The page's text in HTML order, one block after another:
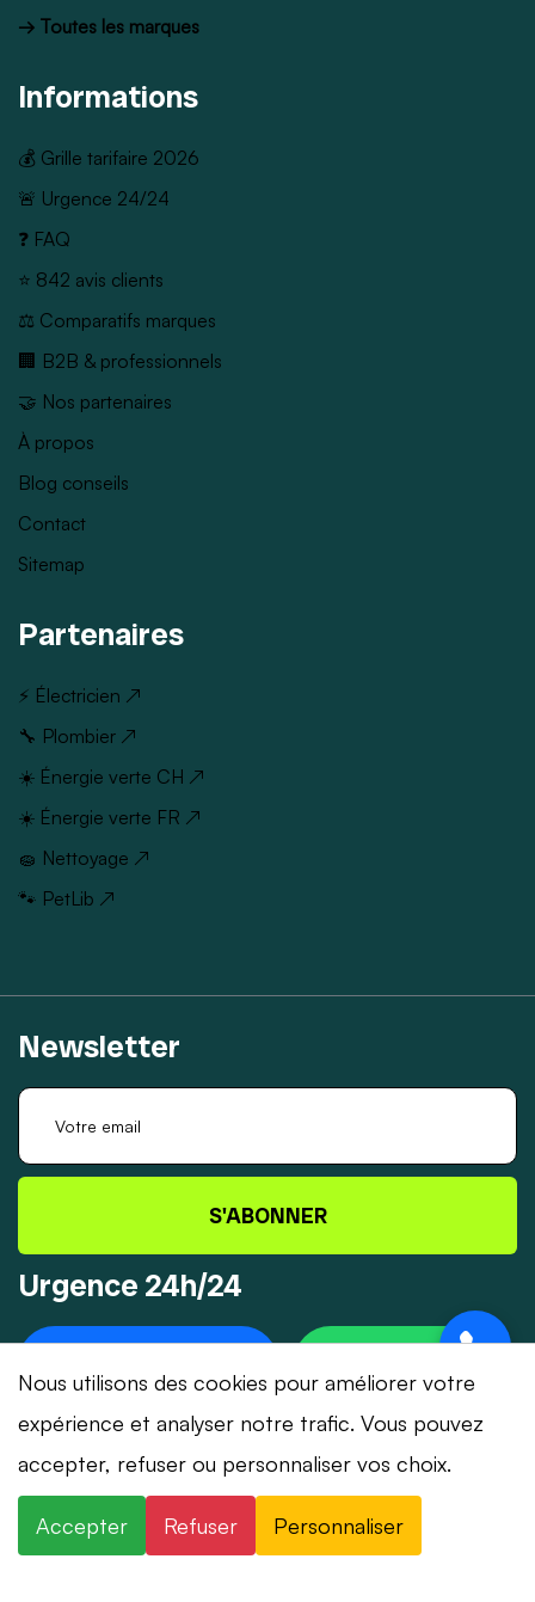
→ Toutes les marques
Informations
💰 Grille tarifaire 2026
🚨 Urgence 24/24
❓ FAQ
⭐ 842 avis clients
⚖️ Comparatifs marques
🏢 B2B & professionnels
🤝 Nos partenaires
À propos
Blog conseils
Contact
Sitemap
Partenaires
⚡ Électricien ↗
🔧 Plombier ↗
☀️ Énergie verte CH ↗
☀️ Énergie verte FR ↗
🧽 Nettoyage ↗
🐾 PetLib ↗
Newsletter
S'ABONNER
Urgence 24h/24
© 2026 Dépannage-Serrurier.ch - Tous droits
réservés | Suisse romande
Nous utilisons des cookies pour améliorer votre
expérience et analyser notre trafic. Vous pouvez
accepter, refuser ou personnaliser vos choix.
Accepter Refuser Personnaliser